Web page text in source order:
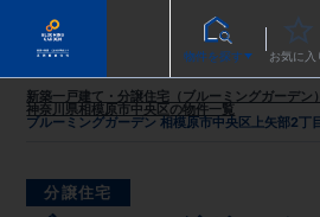
物件を探す お気に入
新築一戸建て・分譲住宅（ブルーミングガーデン
神奈川県相模原市中央区の物件一覧
ブルーミングガーデン 相模原市中央区上矢部2丁
分譲住宅